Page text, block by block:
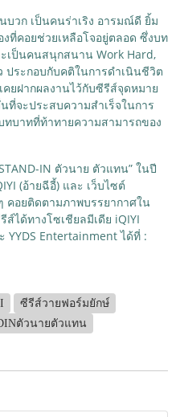
บวก เป็นคนร่าเริง อารมณ์ดี ยิ้ม
งที่คอยช่วยเหลือโจอยู่ตลอด ซึ่งบท
เป็นคนสนุกสนาน Work Hard,
ประกอบกับคติในการดำเนินชีวิต
คยฝากผลงานไว้กับซีรีส์จุดหมาย
ที่จะประสบความสำเร็จในการ
บาทที่ท้าทายความสามารถของ
IN ตัวนาย ตัวแทน” ในปี
(อ้ายฉีอี้) และ เว็บไซต์
คอยติดตามภาพบรรยากาศใน
ได้ทางโซเชียลมีเดีย iQIYI
YYDS Entertainment ได้ที่ :
ซีรีส์วายฟอร์มยักษ์
ตัวนายตัวแทน